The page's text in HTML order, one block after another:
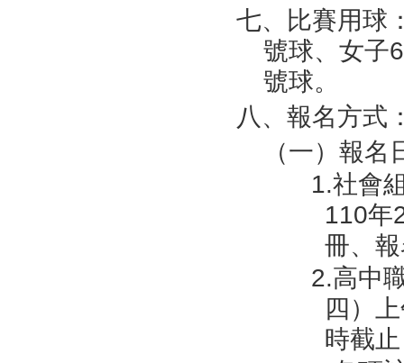
七、比賽用球
號球、女子
號球。
八、報名方式
（一）報名
1.社會
110年
冊、
2.高中
四）
時截